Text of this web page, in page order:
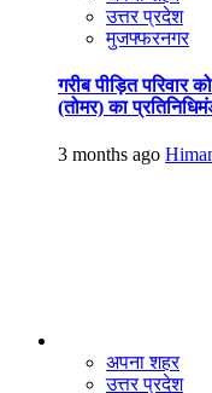
उत्तर प्रदेश
मुजफ्फरनगर
गरीब पीड़ित परिवार
(तोमर) का
3 months ago
अपना शहर
उत्तर प्रदेश